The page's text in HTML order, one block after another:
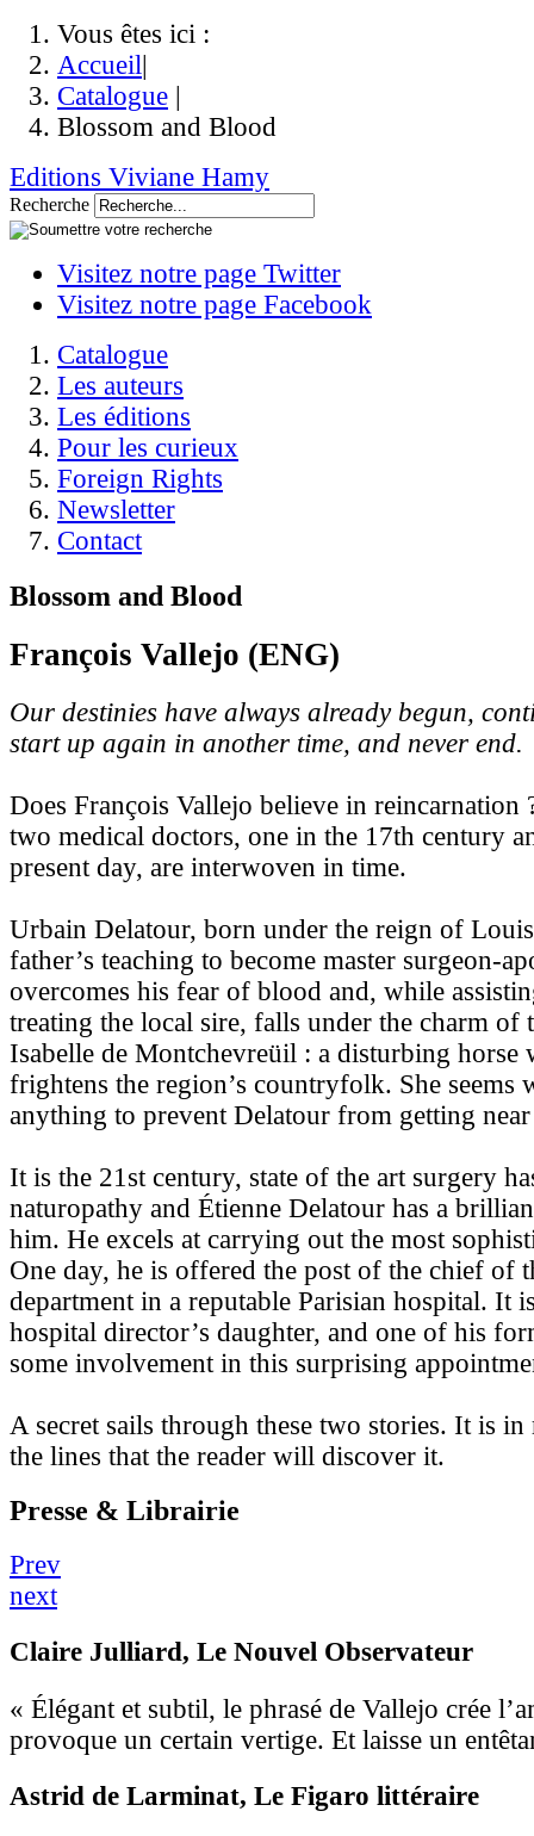
Vous êtes ici :
Accueil|
Catalogue |
Blossom and Blood
Editions Viviane Hamy
Recherche
Visitez notre page Twitter
Visitez notre page Facebook
Catalogue
Les auteurs
Les éditions
Pour les curieux
Foreign Rights
Newsletter
Contact
Blossom and Blood
François Vallejo (ENG)
Our destinies have always already begun,
start up again in another time, and never end.
Does François Vallejo believe in reincarnation
two medical doctors, one in the 17th century
present day, are interwoven in time.
Urbain Delatour, born under the reign of
father’s teaching to become master surgeon-
overcomes his fear of blood and, while
treating the local sire, falls under the charm of
Isabelle de Montchevreüil : a disturbing horse
frightens the region’s countryfolk. She seems
anything to prevent Delatour from getting
It is the 21st century, state of the art surgery
naturopathy and Étienne Delatour has a
him. He excels at carrying out the most
One day, he is offered the post of the chief of
department in a reputable Parisian hospital. It
hospital director’s daughter, and one of his
some involvement in this surprising
A secret sails through these two stories. It is in
the lines that the reader will discover it.
Presse & Librairie
Prev
next
Claire Julliard, Le Nouvel Observateur
« Élégant et subtil, le phrasé de Vallejo crée
provoque un certain vertige. Et laisse un
Astrid de Larminat, Le Figaro littéraire